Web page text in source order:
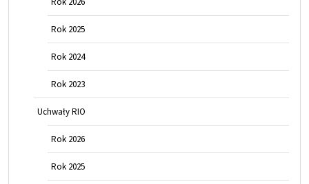
Rok 2025
Rok 2024
Rok 2023
Uchwały RIO
Rok 2026
Rok 2025